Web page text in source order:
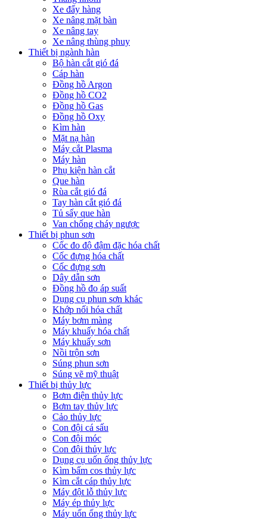
Xe đẩy hàng
Xe nâng mặt bàn
Xe nâng tay
Xe nâng thùng phuy
Thiết bị ngành hàn
Bộ hàn cắt gió đá
Cáp hàn
Đồng hồ Argon
Đồng hồ CO2
Đồng hồ Gas
Đồng hồ Oxy
Kìm hàn
Mặt nạ hàn
Máy cắt Plasma
Máy hàn
Phụ kiện hàn cắt
Que hàn
Rùa cắt gió đá
Tay hàn cắt gió đá
Tủ sấy que hàn
Van chống cháy ngược
Thiết bị phun sơn
Cốc đo độ đậm đặc hóa chất
Cốc đựng hóa chất
Cốc đựng sơn
Dây dẫn sơn
Đồng hồ đo áp suất
Dụng cụ phun sơn khác
Khớp nối hóa chất
Máy bơm màng
Máy khuấy hóa chất
Máy khuấy sơn
Nồi trộn sơn
Súng phun sơn
Súng vẽ mỹ thuật
Thiết bị thủy lực
Bơm điện thủy lực
Bơm tay thủy lực
Cảo thủy lực
Con đội cá sấu
Con đội móc
Con đội thủy lực
Dụng cụ uốn ống thủy lực
Kìm bấm cos thủy lực
Kìm cắt cáp thủy lực
Máy đột lỗ thủy lực
Máy ép thủy lực
Máy uốn ống thủy lực